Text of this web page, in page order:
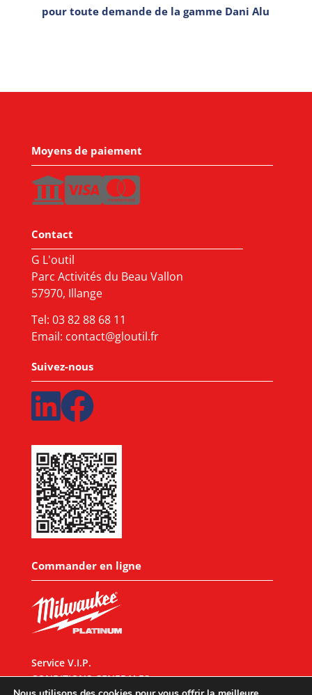
pour toute demande de la gamme Dani Alu
Moyens de paiement
Contact
G L'outil
Parc Activités du Beau Vallon
57970, Illange
Tel: 03 82 88 68 11
Email: contact@gloutil.fr
Suivez-nous
Commander en ligne
Service V.I.P.
CONDITIONS GENERALES